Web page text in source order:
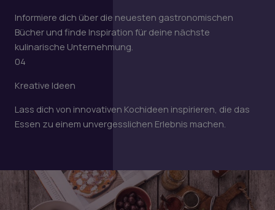
Informiere dich über die neuesten gastronomischen
Bücher und finde Inspiration für deine nächste
kulinarische Unternehmung.
04
Kreative Ideen
Lass dich von innovativen Kochideen inspirieren, die das
Essen zu einem unvergesslichen Erlebnis machen.